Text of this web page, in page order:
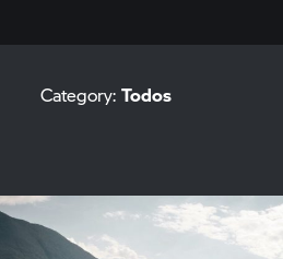
Category:Todos
Roadster